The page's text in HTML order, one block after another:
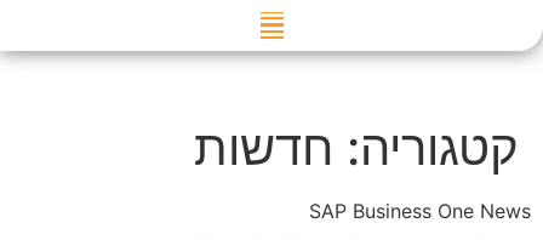
קטגוריה: חדשות
SAP Business One News